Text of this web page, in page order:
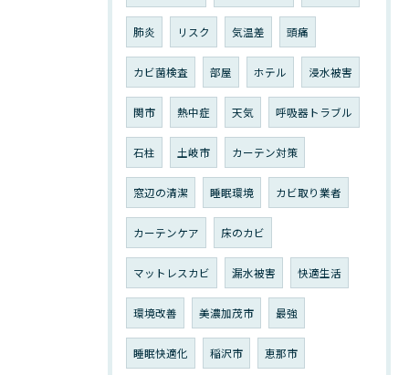
肺炎 リスク 気温差 頭痛
カビ菌検査 部屋 ホテル 浸水被害
関市 熱中症 天気 呼吸器トラブル
石柱 土岐市 カーテン対策
窓辺の清潔 睡眠環境 カビ取り業者
カーテンケア 床のカビ
マットレスカビ 漏水被害 快適生活
環境改善 美濃加茂市 最強
睡眠快適化 稲沢市 恵那市